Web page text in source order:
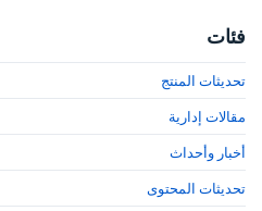
فئات
تحديثات المنتج
مقالات إدارية
أخبار وأحداث
تحديثات المحتوى